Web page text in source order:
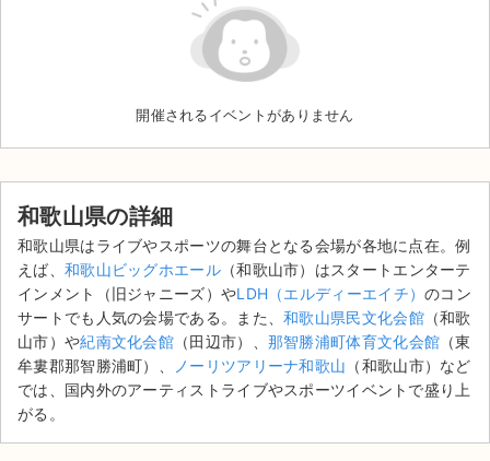
ライブ・コンサート（海外）
演劇・ミュージカル
ご利用ガイド
ご利用ガイド
手数料・お支払い方法
AIに質問する
よくある質問
お知らせ
しん決済｣とスタッフが365日サポートするので安心してお取引ください。
人気のチケットはチケジャム [ticketjam] にお任せ！
開催されるイベントがありません
和歌山県の詳細
和歌山県はライブやスポーツの舞台となる会場が各地に点在。例
えば、 和歌山ビッグホエール（和歌山市）はスタートエンターテ
インメント（旧ジャニーズ）やLDH（エルディーエイチ）のコン
サートでも人気の会場である。また、和歌山県民文化会館（和歌
山市）や紀南文化会館 （田辺市）、 那智勝浦町体育文化会館 （東
牟婁郡那智勝浦町）、
ノーリツアリーナ和歌山 （和歌山市）など
では、国内外のアーティストライブやスポーツイベントで盛り上
がる。